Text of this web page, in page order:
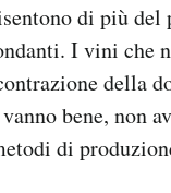
di più del
I vini che
della
bene, non
di